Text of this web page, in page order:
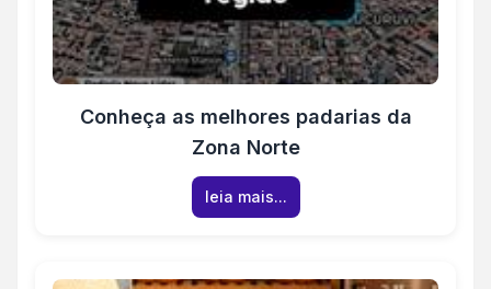
Conheça as melhores padarias da
Zona Norte
leia mais...